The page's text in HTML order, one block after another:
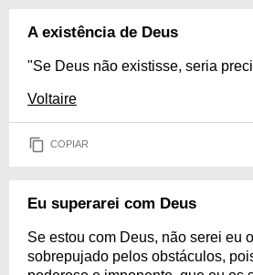
A existência de Deus
"Se Deus não existisse, seria
Voltaire
COPIAR
Eu superarei com Deus
Se estou com Deus, não serei eu
sobrepujado pelos obstáculos,